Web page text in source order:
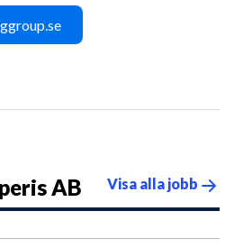
AB Visa alla jobb